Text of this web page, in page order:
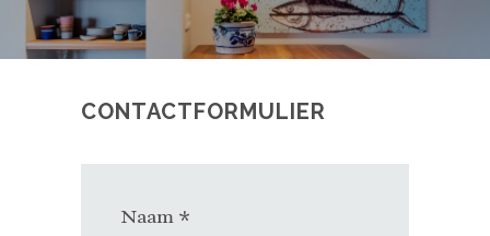
CONTACTFORMULIER
Naam *